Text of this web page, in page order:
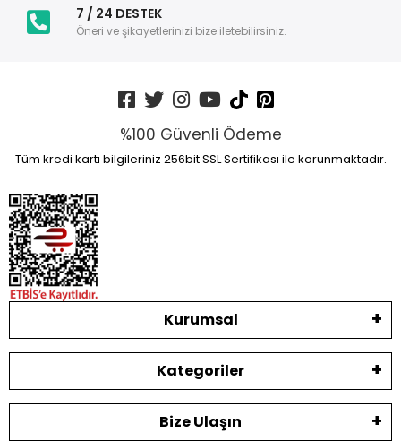
7 / 24 DESTEK
Öneri ve şikayetlerinizi bize iletebilirsiniz.
%100 Güvenli Ödeme
Tüm kredi kartı bilgileriniz 256bit SSL Sertifikası ile korunmaktadır.
Kurumsal
Kategoriler
Bize Ulaşın